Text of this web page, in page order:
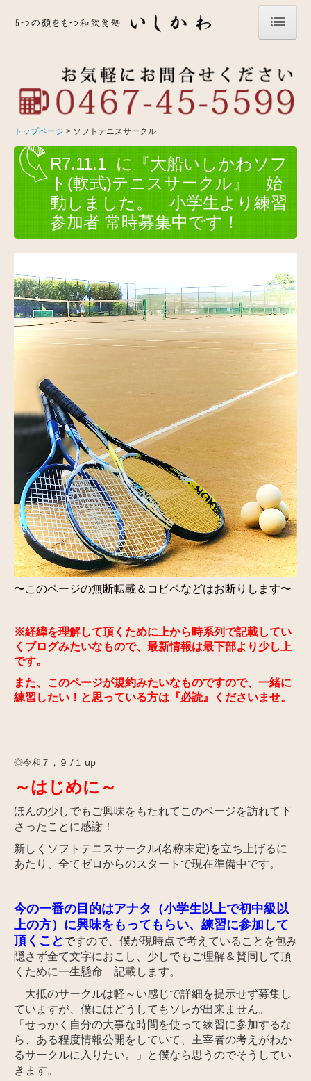
お祝い・お食い初め
昼夜ランチ＆一品＆飲み物
テイクアウト
スタッフ募集中！
お問合せ（代表）
ソフトテニスサークル
トップページ ソフトテニスサークル
R7.11.1 に『大船いしかわソフ
ト(軟式)テニスサークル』 始
動しました。 小学生より練習
参加者 常時募集中です！
〜このページの無断転載＆コピペなどはお断りします〜
※経緯を理解して頂くために上から時系列で記載してい
く ブログみたいなもので、最新情報は最下部より少し上
です。
また、このページが規約みたいなものですので、一緒に
練習したい！と思っている方は『必読』くださいませ。
◎令和 ７，９ /１ up
～はじめに～
ほんの少しでもご興味をもたれてこのページを訪れて下
さったことに感謝！
新しくソフトテニスサークル(名称未定)を立ち上げるに
あたり、全てゼロからのスタートで現在準備中です。
今の一番の目的はアナタ（小学生以上で初中級以
上の方）に興味をもってもらい、練習に参加して
頂くことですので、僕が現時点で考えていることを包み
隠さず全て文字におこし、少しでもご理解＆賛同して頂
くために一生懸命 記載します。
大抵のサークルは軽～い感じで詳細を提示せず募集し
ていますが、僕にはどうしてもソレが出来ません。
「せっかく自分の大事な時間を使って練習に参加するな
ら、ある程度情報公開をしていて、主宰者の考えがわか
るサークルに入りたい。」と僕なら思うのでそうしてい
きます。